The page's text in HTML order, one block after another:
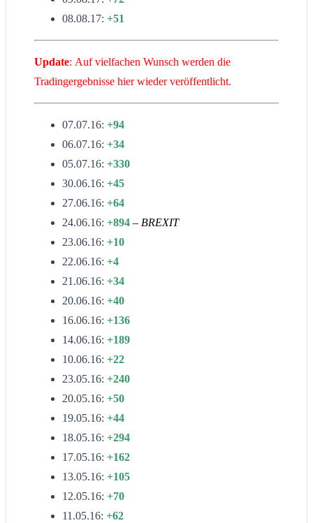
08.08.17: +51
Update: Auf vielfachen Wunsch werden die
Tradingergebnisse hier wieder veröffentlicht.
07.07.16: +94
06.07.16: +34
05.07.16: +330
30.06.16: +45
27.06.16: +64
24.06.16: +894 – BREXIT
23.06.16: +10
22.06.16: +4
21.06.16: +34
20.06.16: +40
16.06.16: +136
14.06.16: +189
10.06.16: +22
23.05.16: +240
20.05.16: +50
19.05.16: +44
18.05.16: +294
17.05.16: +162
13.05.16: +105
12.05.16: +70
11.05.16: +62